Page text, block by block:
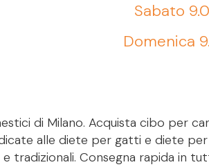
Sabato
Domenica
di Milano. Acquista cibo per
alle diete per gatti e diete
tradizionali. Consegna rapida in